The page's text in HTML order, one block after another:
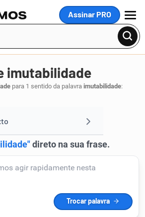
Assinar PRO
MENU
imutabilidade
para 1 sentido da palavra imutabilidade: